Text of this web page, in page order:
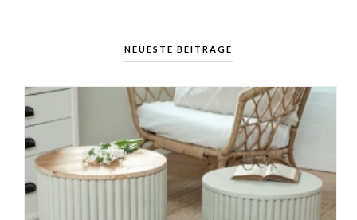
NEUESTE BEITRÄGE